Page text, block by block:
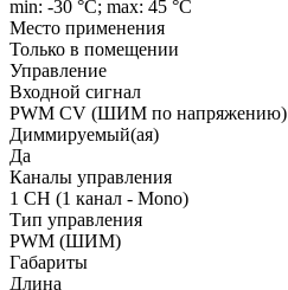
min: -30 °C; max: 45 °C
Место применения
Только в помещении
Управление
Входной сигнал
PWM СV (ШИМ по напряжению)
Диммируемый(ая)
Да
Каналы управления
1 CH (1 канал - Mono)
Тип управления
PWM (ШИМ)
Габариты
Длина